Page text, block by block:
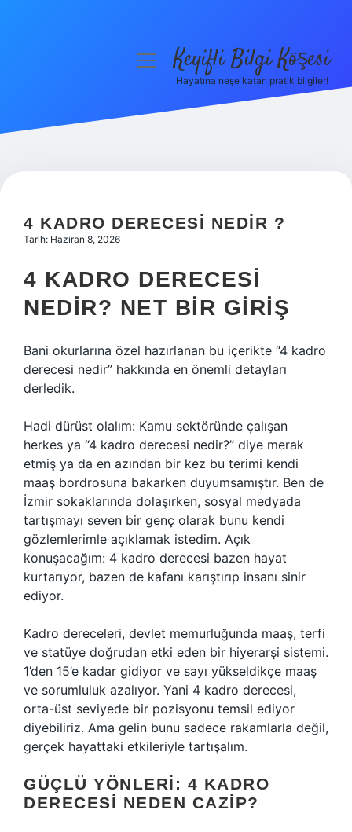
Hakkımızda
menüyüKeyifli Bilgi Köşesi
Hayatına neşe katan pratik bilgiler!
4 KADRO DERECESI NEDIR ?
Tarih: Haziran 8, 2026
4 KADRO DERECESI
NEDIR? NET BIR GIRIŞ
Bani okurlarına özel hazırlanan bu içerikte “4 kadro
derecesi nedir” hakkında en önemli detayları
derledik.
Hadi dürüst olalım: Kamu sektöründe çalışan
herkes ya “4 kadro derecesi nedir?” diye merak
etmiş ya da en azından bir kez bu terimi kendi
maaş bordrosuna bakarken duyumsamıştır. Ben de
İzmir sokaklarında dolaşırken, sosyal medyada
tartışmayı seven bir genç olarak bunu kendi
gözlemlerimle açıklamak istedim. Açık
konuşacağım: 4 kadro derecesi bazen hayat
kurtarıyor, bazen de kafanı karıştırıp insanı sinir
ediyor.
Kadro dereceleri, devlet memurluğunda maaş, terfi
ve statüye doğrudan etki eden bir hiyerarşi sistemi.
1’den 15’e kadar gidiyor ve sayı yükseldikçe maaş
ve sorumluluk azalıyor. Yani 4 kadro derecesi,
orta-üst seviyede bir pozisyonu temsil ediyor
diyebiliriz. Ama gelin bunu sadece rakamlarla değil,
gerçek hayattaki etkileriyle tartışalım.
GÜÇLÜ YÖNLERI: 4 KADRO
DERECESI NEDEN CAZIP?